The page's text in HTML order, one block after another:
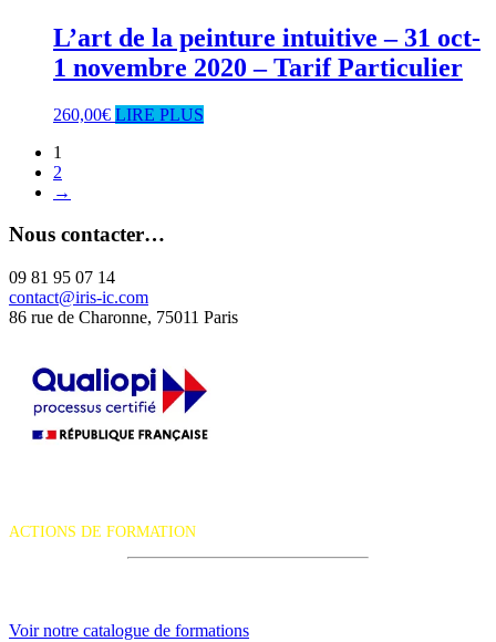
L’art de la peinture intuitive – 31 oct-
1 novembre 2020 – Tarif Particulier
260,00€ LIRE PLUS
1
2
→
Nous contacter…
09 81 95 07 14
contact@iris-ic.com
86 rue de Charonne, 75011 Paris
ACTIONS DE FORMATION
Voir notre catalogue de formations